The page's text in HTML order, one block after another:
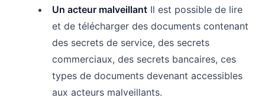
Un acteur malveillant Il est possible de lire
et de télécharger des documents contenant
des secrets de service, des secrets
commerciaux, des secrets bancaires, ces
types de documents devenant accessibles
aux acteurs malveillants.